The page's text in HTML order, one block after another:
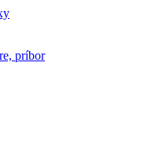
príbor